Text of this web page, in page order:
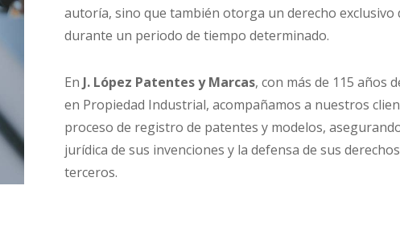
autoría, sino que también otorga un derecho exclusivo
durante un periodo de tiempo determinado.
En J. López Patentes y Marcas, con más de 115 años
en Propiedad Industrial, acompañamos a nuestros
proceso de registro de patentes y modelos,
jurídica de sus invenciones y la defensa de sus
terceros.